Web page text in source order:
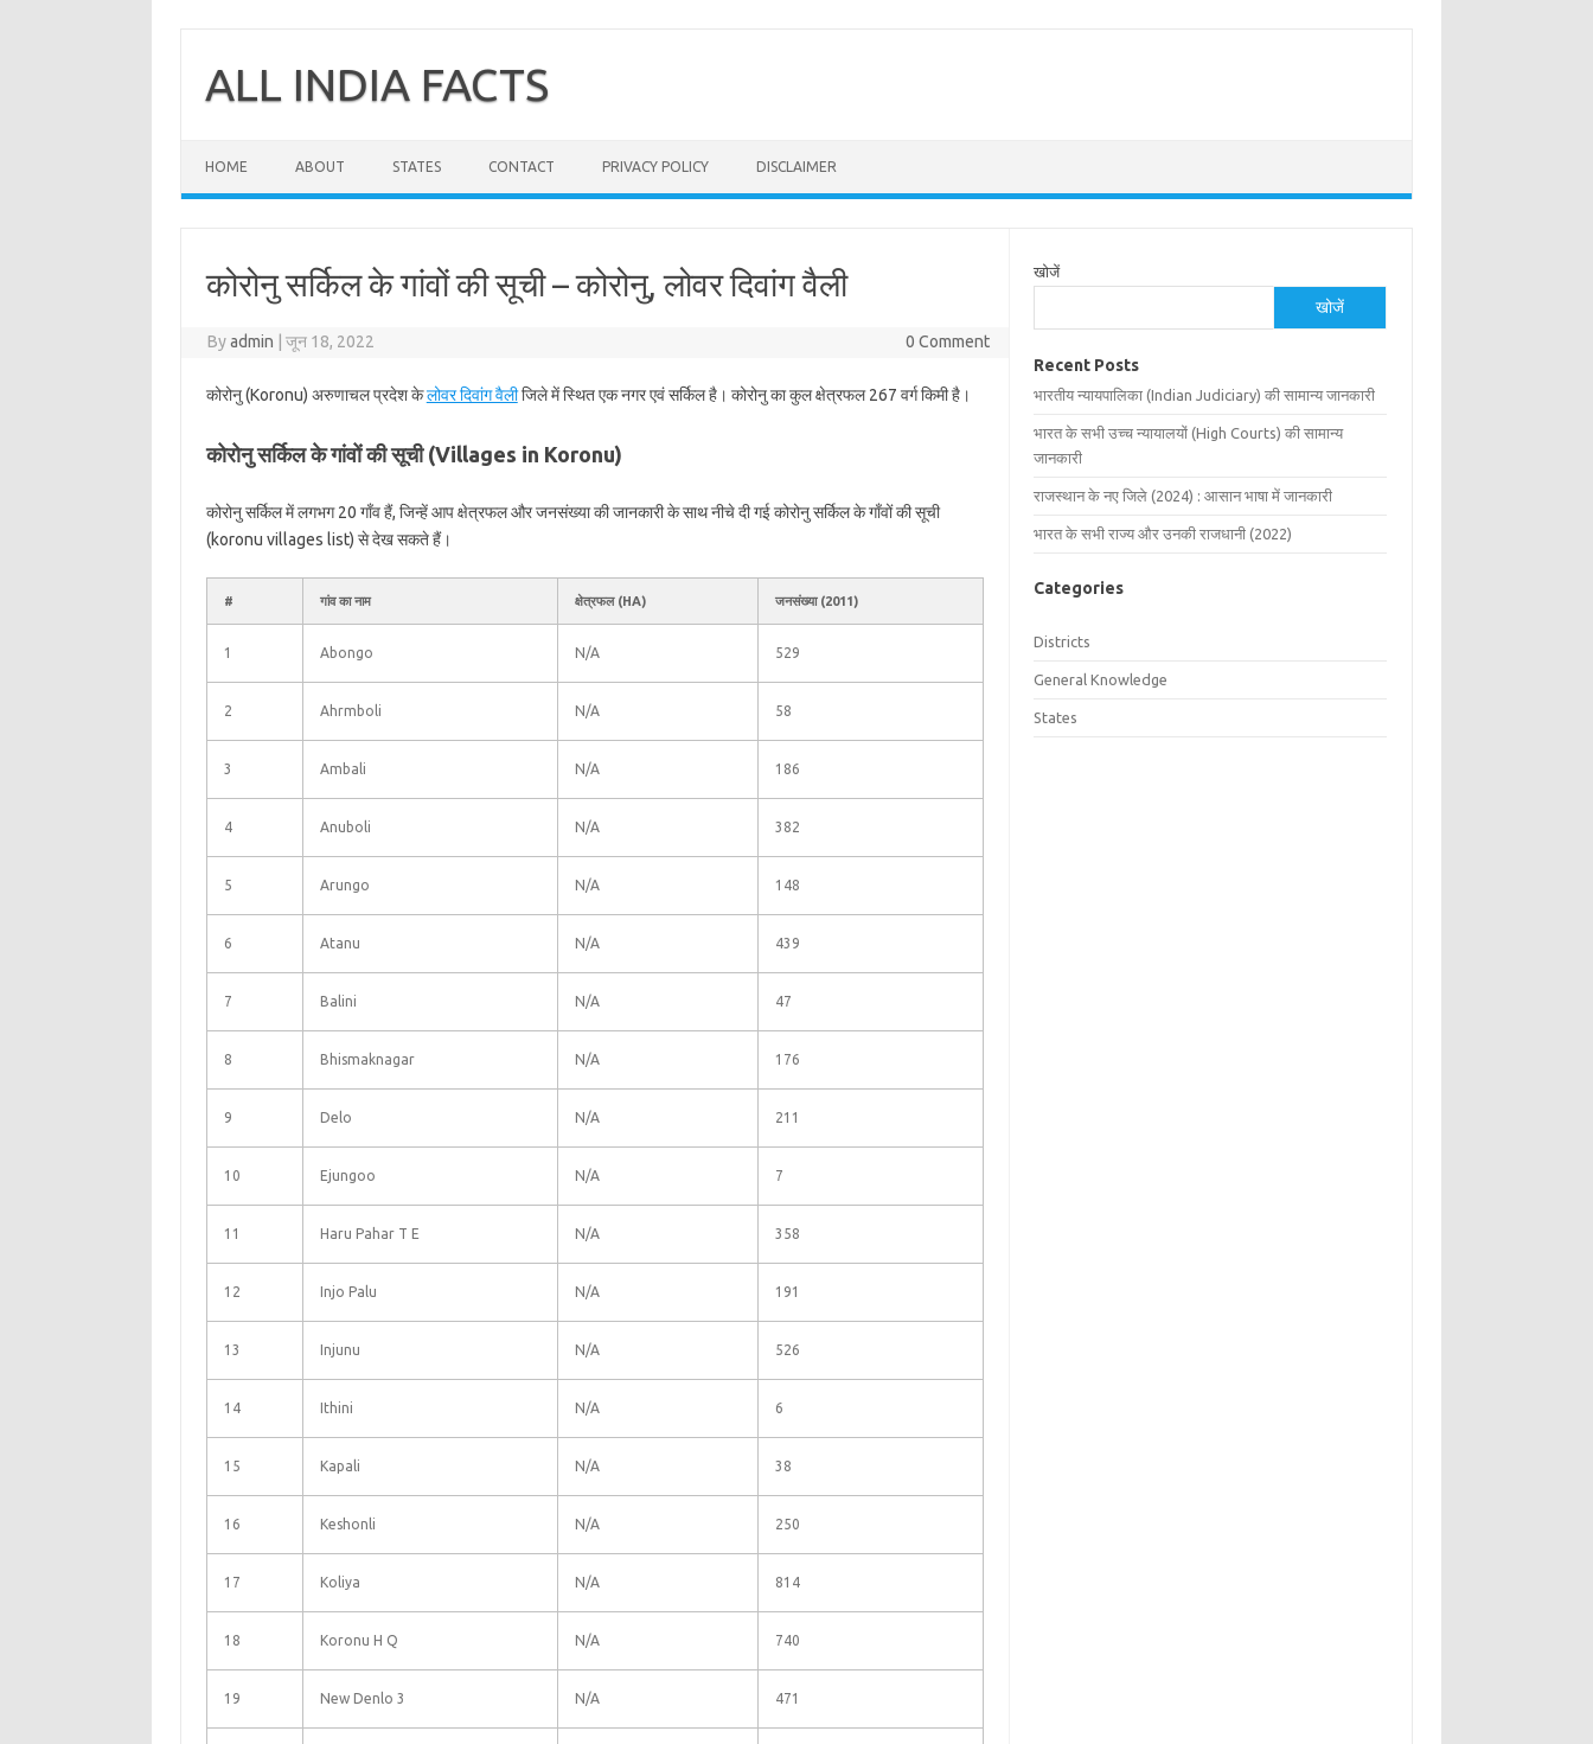
contentALL INDIA FACTS
HOME ABOUT STATES CONTACT PRIVACY POLICY DISCLAIMER
कोरोनु सर्किल के गांवों की सूची – कोरोनु, लोवर दिवांग वैली
Byadmin जून 18, 2022 0 Comment
कोरोनु (Koronu) अरुणाचल प्रदेश केलोवर दिवांग वैलीजिले में स्थित एक नगर एवं सर्किल है। कोरोनु का कुल क्षेत्रफल 267 वर्ग किमी है।
कोरोनु सर्किल के गांवों की सूची (Villages in Koronu)
कोरोनु सर्किल में लगभग 20 गाँव हैं, जिन्हें आप क्षेत्रफल और जनसंख्या की जानकारी के साथ नीचे दी गई कोरोनु सर्किल के गाँवों की सूची
(koronu villages list) से देख सकते हैं।
# गांव का नाम क्षेत्रफल (HA) जनसंख्या (2011)
1 Abongo N/A 529
2 Ahrmboli N/A 58
3 Ambali N/A 186
4 Anuboli N/A 382
5 Arungo N/A 148
6 Atanu N/A 439
7 Balini N/A 47
8 Bhismaknagar N/A 176
9 Delo N/A 211
10 Ejungoo N/A 7
11 Haru Pahar T E N/A 358
12 Injo Palu N/A 191
13 Injunu N/A 526
14 Ithini N/A 6
15 Kapali N/A 38
16 Keshonli N/A 250
17 Koliya N/A 814
18 Koronu H Q N/A 740
19 New Denlo 3 N/A 471
खोजें
खोजें
Recent Posts
भारतीय न्यायपालिका (Indian Judiciary) की सामान्य जानकारी
भारत के सभी उच्च न्यायालयों (High Courts) की सामान्य
जानकारी
राजस्थान के नए जिले (2024) : आसान भाषा में जानकारी
भारत के सभी राज्य और उनकी राजधानी (2022)
Categories
Districts
General Knowledge
States